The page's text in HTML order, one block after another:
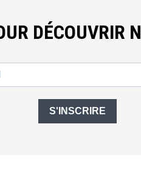
DÉCOUVRIR
S'INSCRIRE